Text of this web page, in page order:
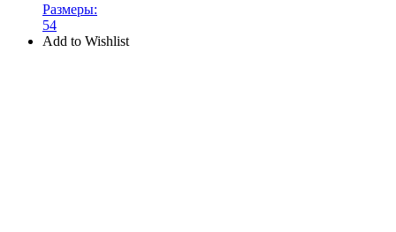
Размеры:
54
Add to Wishlist